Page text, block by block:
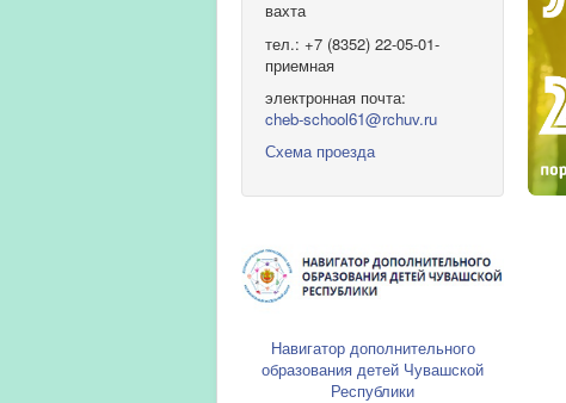
вахта
тел.: +7 (8352) 22-05-01-
приемная
электронная почта:
cheb-school61@rchuv.ru
Схема проезда
Навигатор дополнительного
образования детей Чувашской
Республики